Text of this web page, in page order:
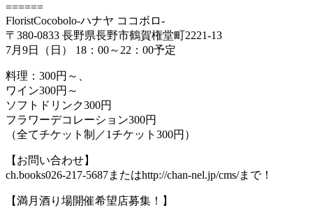
======
FloristCocobolo-ハナヤ ココボロ-
〒380-0833 長野県長野市鶴賀権堂町2221-13
7月9日（日） 18：00～22：00予定
料理：300円～、
ワイン300円～
ソフトドリンク300円
フラワーデコレーション300円
（全てチケット制／1チケット300円）
【お問い合わせ】
ch.books026-217-5687またはhttp://chan-nel.jp/cms/まで！
【満月酒り場開催希望店募集！】